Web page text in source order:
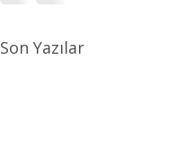
Son Yazılar